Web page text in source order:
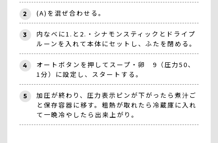
2 (A)を混ぜ合わせる。
3
内なべに1.と2.・シナモンスティックとドライプ
ルーンを入れて本体にセットし、ふたを閉める。
4
オートボタンを押してスープ・卵 9（圧力50、
1分）に設定し、スタートする。
5
加圧が終わり、圧力表示ピンが下がったら煮汁ご
と保存容器に移す。粗熱が取れたら冷蔵庫に入れ
て一晩冷やしたら出来上がり。